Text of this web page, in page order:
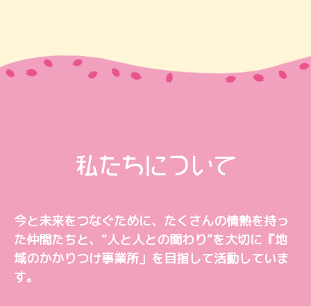
今と未来をつなぐために、 たくさんの情熱を持っ
た仲間たちと、 “人と人との関わり”を大切に 『地
域のかかりつけ事業所」を目指して活動していま
す。